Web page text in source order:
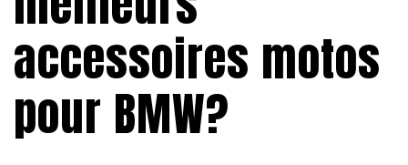
accessoires motos
pour BMW?